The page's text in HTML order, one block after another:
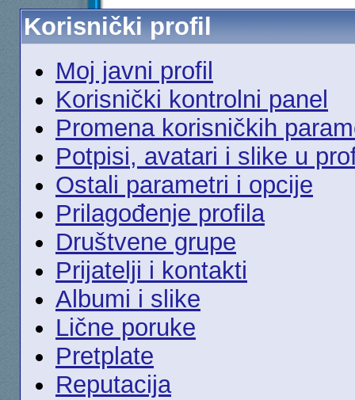
Korisnički profil
Moj javni profil
Korisnički kontrolni panel
Promena korisničkih
Potpisi, avatari i slike u
Ostali parametri i opcije
Prilagođenje profila
Društvene grupe
Prijatelji i kontakti
Albumi i slike
Lične poruke
Pretplate
Reputacija